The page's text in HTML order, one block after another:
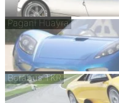
Pagani Huayra
Barabus TKR